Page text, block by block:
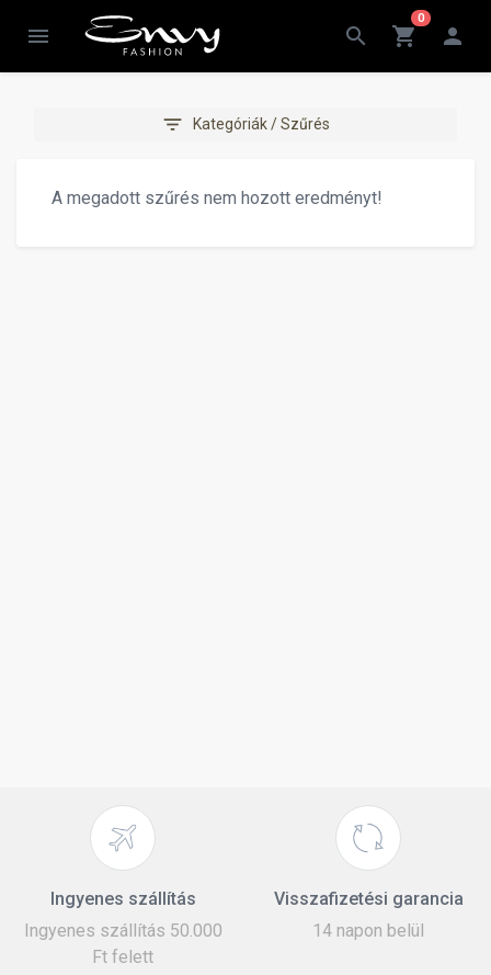
menu search shopping_cart
0
person
filter_list Kategóriák / Szűrés
A megadott szűrés nem hozott eredményt!
Ingyenes szállítás
Ingyenes szállítás 50.000
Ft felett
Visszafizetési garancia
14 napon belül